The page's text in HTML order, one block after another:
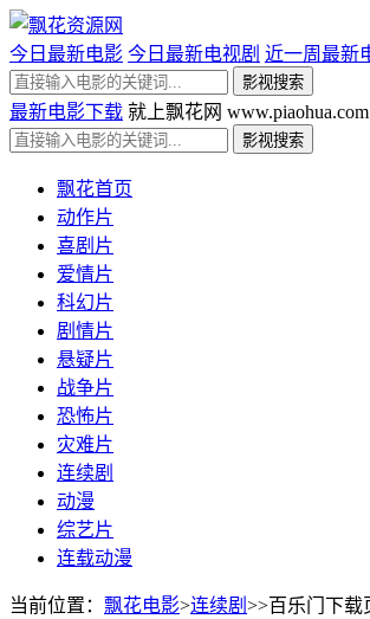
今日最新电影 今日最新电视剧 近一周最新
最新电影下载 就上飘花网 www.piaohua.com
飘花首页
动作片
喜剧片
爱情片
科幻片
剧情片
悬疑片
战争片
恐怖片
灾难片
连续剧
动漫
综艺片
连载动漫
当前位置： 飘花电影>连续剧 >>百乐门下载